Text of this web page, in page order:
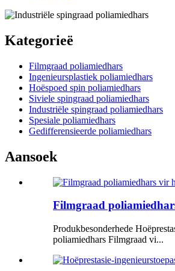
Kategorieë
Filmgraad poliamiedhars
Ingenieursplastiek poliamiedhars
Hoëspoed spin poliamiedhars
Siviele spingraad poliamiedhars
Industriële spingraad poliamiedhars
Spesiale poliamiedhars
Gedifferensieerde poliamiedhars
Aansoek
Filmgraad
Produkbesonderhede
poliamiedhars Filmgraad vi...